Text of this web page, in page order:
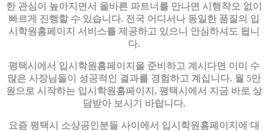
한 관심이 높아지면서 올바른 파트너를 만나면 시행착오 없이
빠르게 진행할 수 있습니다. 전국 어디서나 동일한 품질의 입
시학원홈페이지 서비스를 제공하고 있으니 안심하셔도 됩니
다.
평택시에서 입시학원홈페이지을 준비하고 계시다면 이미 수
많은 사장님들이 성공적인 결과를 경험하고 계십니다. 월 5만
원으로 시작하는 입시학원홈페이지, 평택시에서 지금 바로 상
담받아 보시기 바랍니다.
요즘 평택시 소상공인분들 사이에서 입시학원홈페이지에 대